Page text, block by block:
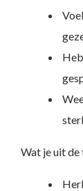
Wat je uit de